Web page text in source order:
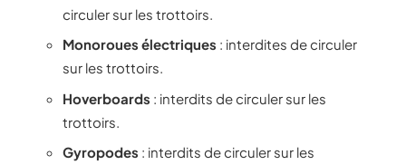
circuler sur les trottoirs.
Monoroues électriques : interdites de circuler
sur les trottoirs.
Hoverboards : interdits de circuler sur les
trottoirs.
Gyropodes : interdits de circuler sur les